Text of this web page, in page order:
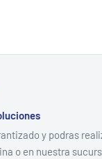
y podras realizar los
nuestra sucursal